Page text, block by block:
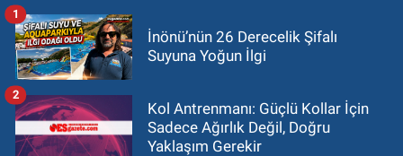
İnönü’nün 26 Derecelik Şifalı
Suyuna Yoğun İlgi
1
Kol Antrenmanı: Güçlü Kollar İçin
Sadece Ağırlık Değil, Doğru
Yaklaşım Gerekir
2